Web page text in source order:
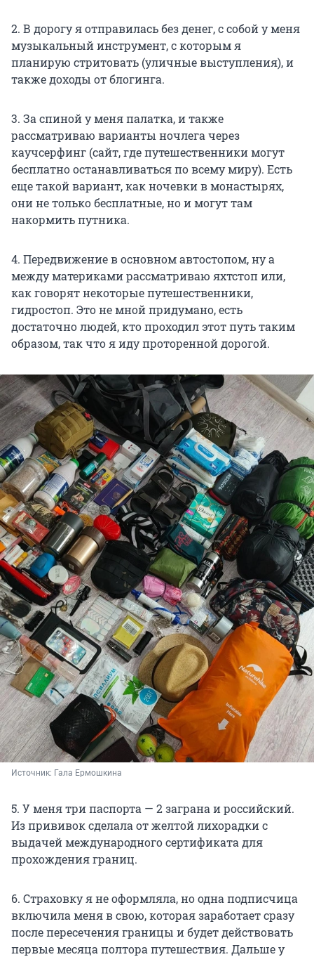
2. В дорогу я отправилась без денег, с собой у меня
музыкальный инструмент, с которым я
планирую стритовать (уличные выступления), и
также доходы от блогинга.
3. За спиной у меня палатка, и также
рассматриваю варианты ночлега через
каучсерфинг (сайт, где путешественники могут
бесплатно останавливаться по всему миру). Есть
еще такой вариант, как ночевки в монастырях,
они не только бесплатные, но и могут там
накормить путника.
4. Передвижение в основном автостопом, ну а
между материками рассматриваю яхтстоп или,
как говорят некоторые путешественники,
гидростоп. Это не мной придумано, есть
достаточно людей, кто проходил этот путь таким
образом, так что я иду проторенной дорогой.
Источник: Гала Ермошкина
5. У меня три паспорта — 2 заграна и российский.
Из прививок сделала от желтой лихорадки с
выдачей международного сертификата для
прохождения границ.
6. Страховку я не оформляла, но одна подписчица
включила меня в свою, которая заработает сразу
после пересечения границы и будет действовать
первые месяца полтора путешествия. Дальше у